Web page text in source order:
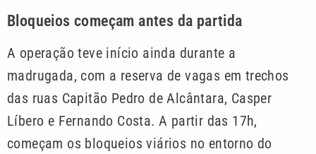
Bloqueios começam antes da partida
A operação teve início ainda durante a
madrugada, com a reserva de vagas em trechos
das ruas Capitão Pedro de Alcântara, Casper
Líbero e Fernando Costa. A partir das 17h,
começam os bloqueios viários no entorno do